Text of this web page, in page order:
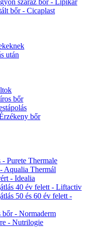
száraz bőr - Lipikar
bőr - Cicaplast
után
bőr
bőr
Purete Thermale
Aqualia Thermál
- Idealia
40 év felett - Liftactiv
50 és 60 év felett -
bőr - Normaderm
- Nutrilogie